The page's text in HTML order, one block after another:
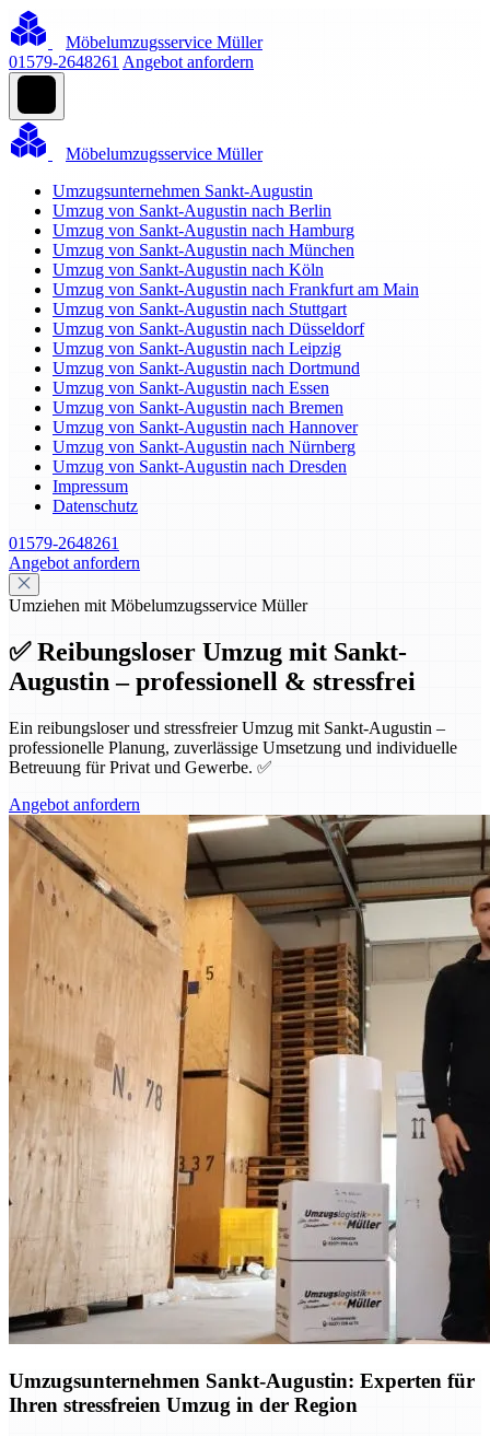
Möbelumzugsservice Müller
01579-2648261 Angebot anfordern
Möbelumzugsservice Müller
Umzugsunternehmen Sankt-Augustin
Umzug von Sankt-Augustin nach Berlin
Umzug von Sankt-Augustin nach Hamburg
Umzug von Sankt-Augustin nach München
Umzug von Sankt-Augustin nach Köln
Umzug von Sankt-Augustin nach Frankfurt am Main
Umzug von Sankt-Augustin nach Stuttgart
Umzug von Sankt-Augustin nach Düsseldorf
Umzug von Sankt-Augustin nach Leipzig
Umzug von Sankt-Augustin nach Dortmund
Umzug von Sankt-Augustin nach Essen
Umzug von Sankt-Augustin nach Bremen
Umzug von Sankt-Augustin nach Hannover
Umzug von Sankt-Augustin nach Nürnberg
Umzug von Sankt-Augustin nach Dresden
Impressum
Datenschutz
01579-2648261
Angebot anfordern
Umziehen mit Möbelumzugsservice Müller
✅ Reibungsloser Umzug mit Sankt-
Augustin – professionell & stressfrei
Ein reibungsloser und stressfreier Umzug mit Sankt-Augustin –
professionelle Planung, zuverlässige Umsetzung und individuelle
Betreuung für Privat und Gewerbe. ✅
Angebot anfordern
Umzugsunternehmen Sankt-Augustin: Experten für
Ihren stressfreien Umzug in der Region